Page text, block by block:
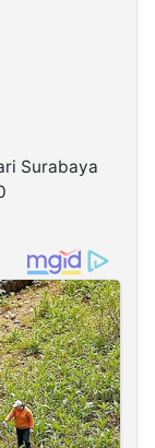
Surabaya